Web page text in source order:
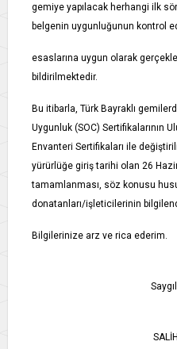
gemiye yapılacak herhangi ilk
belgenin uygunluğunun kontrol
esaslarına uygun olarak
bildirilmektedir.
Bu itibarla, Türk Bayraklı
Uygunluk (SOC) Sertifikalarının
Envanteri Sertifikaları ile
yürürlüğe giriş tarihi olan 26
tamamlanması, söz konusu
donatanları/işleticilerinin
Bilgilerinize arz ve rica ederim.